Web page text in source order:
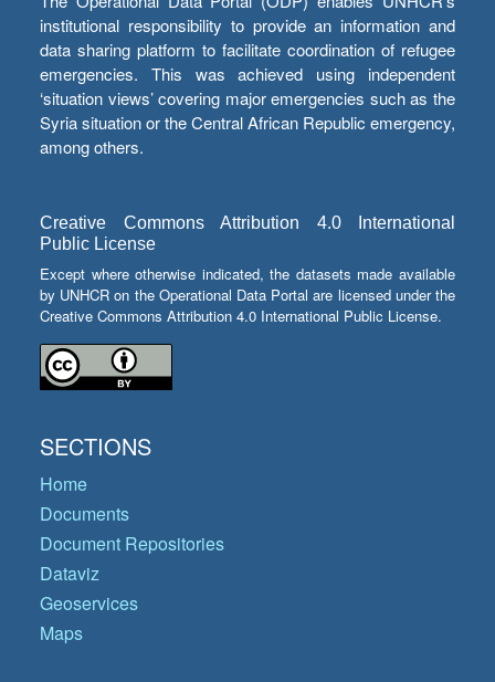
institutional responsibility to provide an information and
data sharing platform to facilitate coordination of refugee
emergencies. This was achieved using independent
‘situation views’ covering major emergencies such as the
Syria situation or the Central African Republic emergency,
among others.
Creative Commons Attribution 4.0 International
Public License
Except where otherwise indicated, the datasets made available
by UNHCR on the Operational Data Portal are licensed under the
Creative Commons Attribution 4.0 International Public License.
SECTIONS
Home
Documents
Document Repositories
Dataviz
Geoservices
Maps